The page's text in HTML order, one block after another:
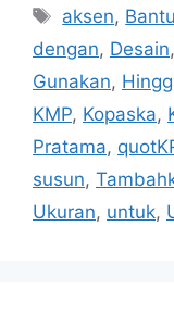
Tag
aksen, Bantu
dengan, Desain,
Gunakan,
KMP, Kopaska,
Pratama,
susun,
Ukuran, untuk,